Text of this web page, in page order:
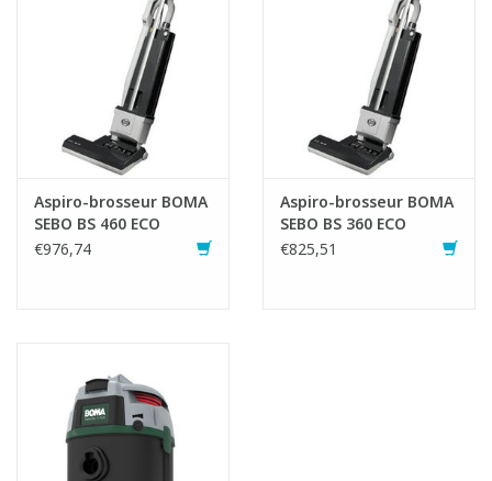
Aspiro-brosseur BOMA
SEBO BS 460 ECO
€976,74
Aspiro-brosseur BOMA
SEBO BS 360 ECO
€825,51